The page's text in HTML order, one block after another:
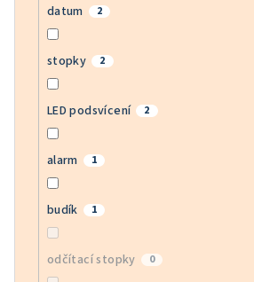
datum 2
stopky 2
LED podsvícení 2
alarm 1
budík 1
odčítací stopky 0